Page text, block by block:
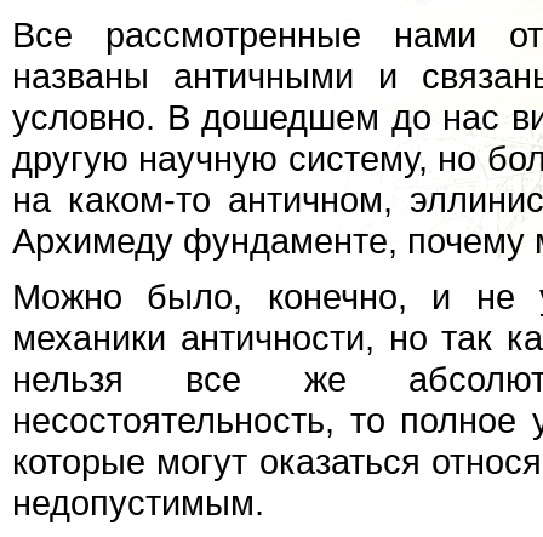
Все рассмотренные нами
названы античными и
условно. В дошедшем до нас
другую научную систему, но
на каком-то античном,
Архимеду фундаменте, почему
Можно было, конечно, и не
механики античности, но так
нельзя все же
несостоятельность, то
которые могут оказаться
недопустимым.